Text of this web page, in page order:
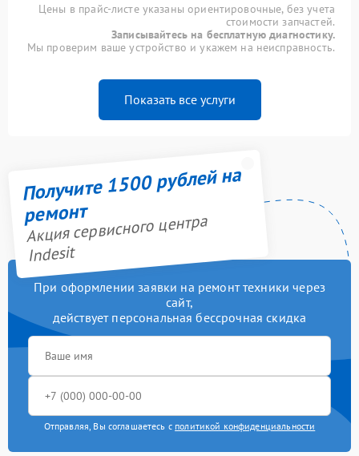
Цены в прайс-листе указаны ориентировочные, без учета
стоимости запчастей.
Записывайтесь на бесплатную диагностику.
Мы проверим ваше устройство и укажем на неисправность.
Показать все услуги
Получите 1500 рублей на
ремонт
Акция сервисного центра
Indesit
При оформлении заявки на ремонт техники через
сайт,
действует персональная бессрочная скидка
Отправляя, Вы соглашаетесь с политикой конфиденциальности